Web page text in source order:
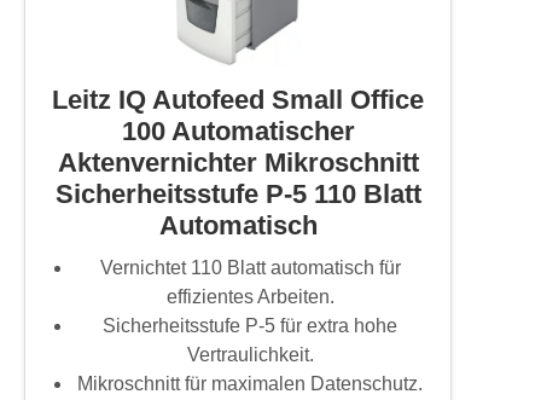
Leitz IQ Autofeed Small Office
100 Automatischer
Aktenvernichter Mikroschnitt
Sicherheitsstufe P-5 110 Blatt
Automatisch
Vernichtet 110 Blatt automatisch für
effizientes Arbeiten.
Sicherheitsstufe P-5 für extra hohe
Vertraulichkeit.
Mikroschnitt für maximalen Datenschutz.